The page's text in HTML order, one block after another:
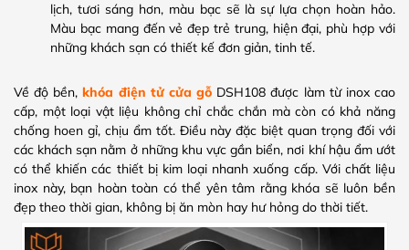
lịch, tươi sáng hơn, màu bạc sẽ là sự lựa chọn hoàn hảo.
Màu bạc mang đến vẻ đẹp trẻ trung, hiện đại, phù hợp với
những khách sạn có thiết kế đơn giản, tinh tế.
Về độ bền,khóa điện tử cửa gỗ DSH108 được làm từ inox cao
cấp, một loại vật liệu không chỉ chắc chắn mà còn có khả năng
chống hoen gỉ, chịu ẩm tốt. Điều này đặc biệt quan trọng đối với
các khách sạn nằm ở những khu vực gần biển, nơi khí hậu ẩm ướt
có thể khiến các thiết bị kim loại nhanh xuống cấp. Với chất liệu
inox này, bạn hoàn toàn có thể yên tâm rằng khóa sẽ luôn bền
đẹp theo thời gian, không bị ăn mòn hay hư hỏng do thời tiết.